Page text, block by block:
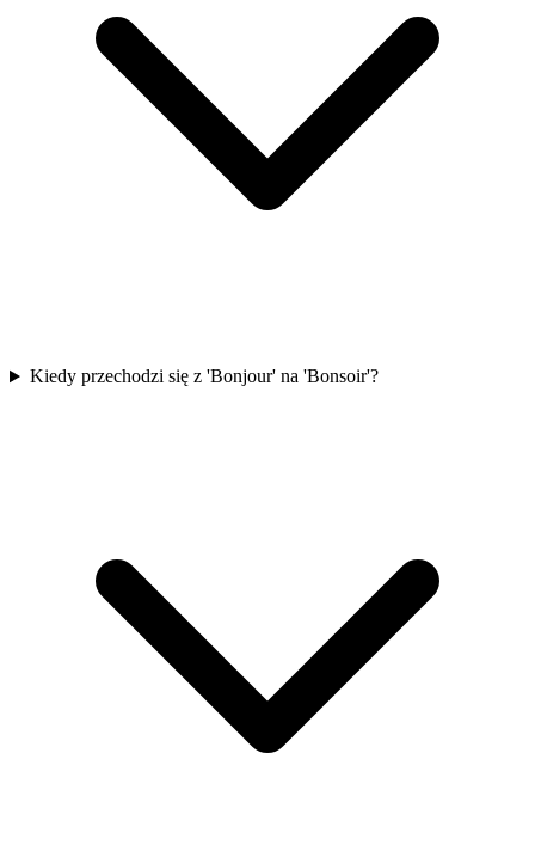
Kiedy przechodzi się z 'Bonjour' na 'Bonsoir'?